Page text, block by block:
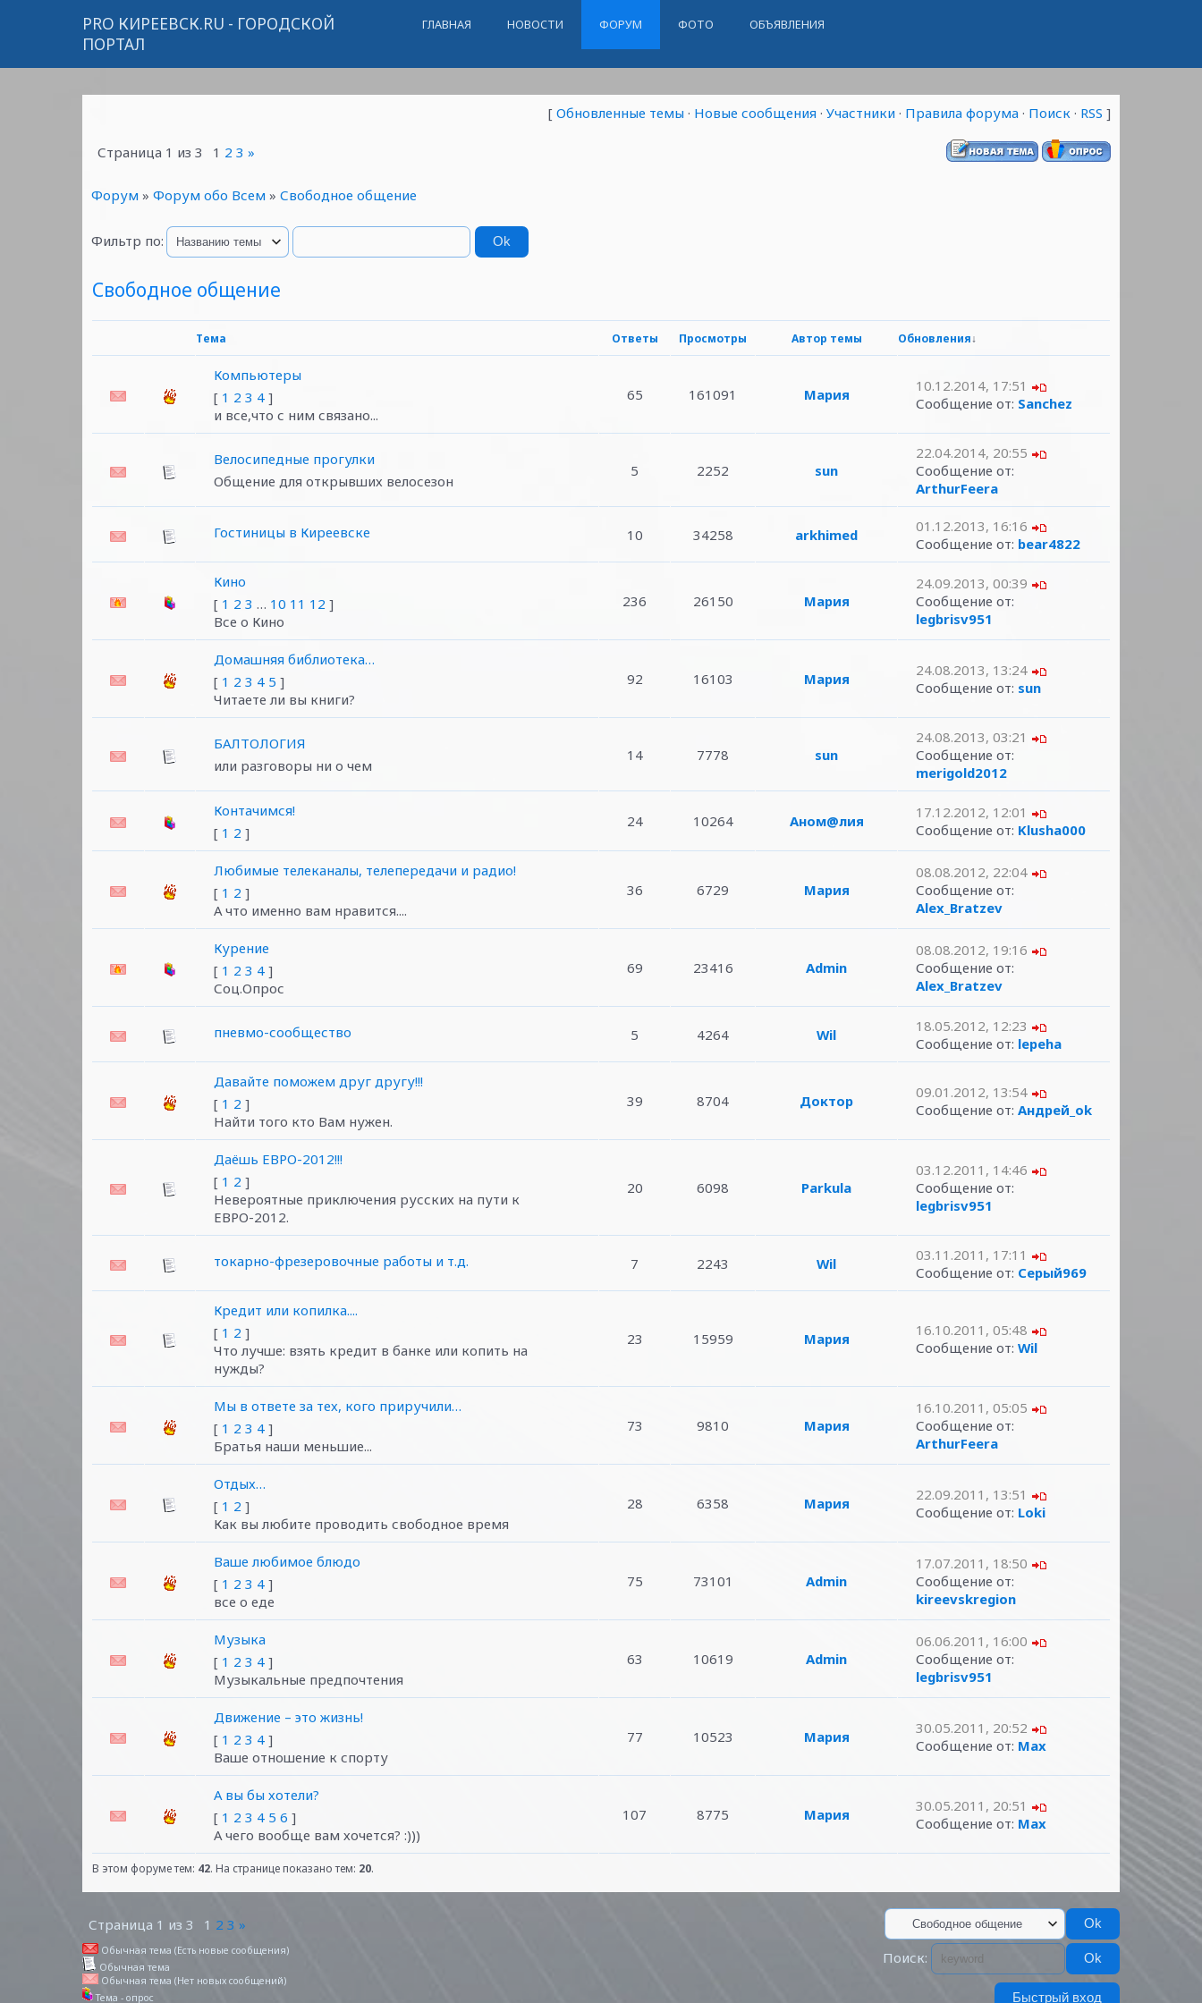
PRO КИРЕЕВСК.RU - ГОРОДСКОЙ
ПОРТАЛ
ГЛАВНАЯ НОВОСТИ ФОРУМ ФОТО ОБЪЯВЛЕНИЯ
[ Обновленные темы · Новые сообщения · Участники · Правила форума · Поиск · RSS ]
Страница 1 из 3 1 2 3 »
Форум » Форум обо Всем » Свободное общение
Фильтр по:
Свободное общение
Тема Ответы Просмотры Автор темы Обновления↓
Компьютеры
[ 1 2 3 4 ]
и все,что с ним связано...
65 161091 Мария
10.12.2014, 17:51
Сообщение от: Sanchez
Велосипедные прогулки
Общение для открывших велосезон
5 2252 sun
22.04.2014, 20:55
Сообщение от:
ArthurFeera
Гостиницы в Киреевске 10 34258 arkhimed
01.12.2013, 16:16
Сообщение от: bear4822
Кино
[ 1 2 3 … 10 11 12 ]
Все о Кино
236 26150 Мария
24.09.2013, 00:39
Сообщение от:
legbrisv951
Домашняя библиотека…
[ 1 2 3 4 5 ]
Читаете ли вы книги?
92 16103 Мария
24.08.2013, 13:24
Сообщение от: sun
БАЛТОЛОГИЯ
или разговоры ни о чем
14 7778 sun
24.08.2013, 03:21
Сообщение от:
merigold2012
Контачимся!
[ 1 2 ]
24 10264 Аном@лия
17.12.2012, 12:01
Сообщение от: Klusha000
Любимые телеканалы, телепередачи и радио!
[ 1 2 ]
А что именно вам нравится....
36 6729 Мария
08.08.2012, 22:04
Сообщение от:
Alex_Bratzev
Курение
[ 1 2 3 4 ]
Соц.Опрос
69 23416 Admin
08.08.2012, 19:16
Сообщение от:
Alex_Bratzev
пневмо-сообщество 5 4264 Wil
18.05.2012, 12:23
Сообщение от: lepeha
Давайте поможем друг другу!!!
[ 1 2 ]
Найти того кто Вам нужен.
39 8704 Доктор
09.01.2012, 13:54
Сообщение от: Андрей_ok
Даёшь ЕВРО-2012!!!
[ 1 2 ]
Невероятные приключения русских на пути к
ЕВРО-2012.
20 6098 Parkula
03.12.2011, 14:46
Сообщение от:
legbrisv951
токарно-фрезеровочные работы и т.д. 7 2243 Wil
03.11.2011, 17:11
Сообщение от: Серый969
Кредит или копилка....
[ 1 2 ]
Что лучше: взять кредит в банке или копить на
нужды?
23 15959 Мария
16.10.2011, 05:48
Сообщение от: Wil
Мы в ответе за тех, кого приручили…
[ 1 2 3 4 ]
Братья наши меньшие...
73 9810 Мария
16.10.2011, 05:05
Сообщение от:
ArthurFeera
Отдых…
[ 1 2 ]
Как вы любите проводить свободное время
28 6358 Мария
22.09.2011, 13:51
Сообщение от: Loki
Ваше любимое блюдо
[ 1 2 3 4 ]
все о еде
75 73101 Admin
17.07.2011, 18:50
Сообщение от:
kireevskregion
Музыка
[ 1 2 3 4 ]
Музыкальные предпочтения
63 10619 Admin
06.06.2011, 16:00
Сообщение от:
legbrisv951
Движение – это жизнь!
[ 1 2 3 4 ]
Ваше отношение к спорту
77 10523 Мария
30.05.2011, 20:52
Сообщение от: Max
А вы бы хотели?
[ 1 2 3 4 5 6 ]
А чего вообще вам хочется? :)))
107 8775 Мария
30.05.2011, 20:51
Сообщение от: Max
В этом форуме тем: 42. На странице показано тем: 20.
Страница 1 из 3 1 2 3 »
Обычная тема (Есть новые сообщения)
Обычная тема
Обычная тема (Нет новых сообщений)
Тема - опрос
Поиск: